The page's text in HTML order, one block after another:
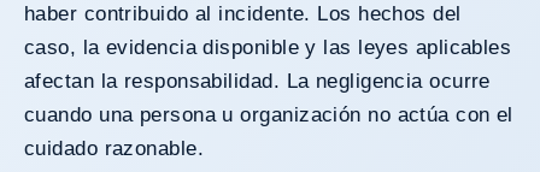
haber contribuido al incidente. Los hechos del
caso, la evidencia disponible y las leyes aplicables
afectan la responsabilidad. La negligencia ocurre
cuando una persona u organización no actúa con el
cuidado razonable.